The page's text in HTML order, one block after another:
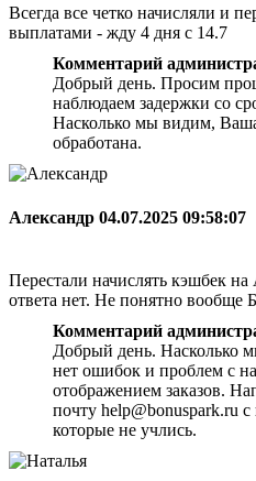
Всегда все четко начисляли и
выплатами - жду 4 дня с 14.7
Комментарий
Добрый день. Просим
наблюдаем задержки со
Насколько мы видим,
обработана.
Александр 04.07.2025 09:58:07
Перестали начислять кэшбек
ответа нет. Не понятно
Комментарий
Добрый день. Насколько
нет ошибок и проблем с
отображением заказов.
почту help@bonuspark.ru
которые не учлись.